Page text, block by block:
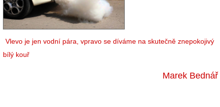
Vlevo je jen vodní pára, vpravo se díváme na skutečně znepokojivý
bílý kouř
Marek Bednář